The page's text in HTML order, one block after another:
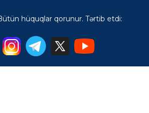
hüquqlar qorunur. Tərtib etdi: